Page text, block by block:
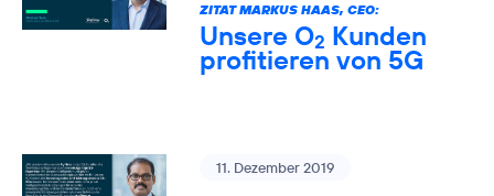
ZITAT MARKUS HAAS, CEO:
Unsere O2 Kunden
profitieren von 5G
11. Dezember 2019